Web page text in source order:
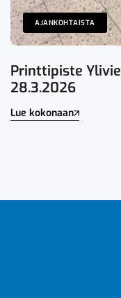
AJANKOHTAISTA
Printtipiste
28.3.2026
Lue kokonaan